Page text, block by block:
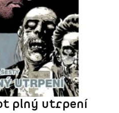
plný utrpení